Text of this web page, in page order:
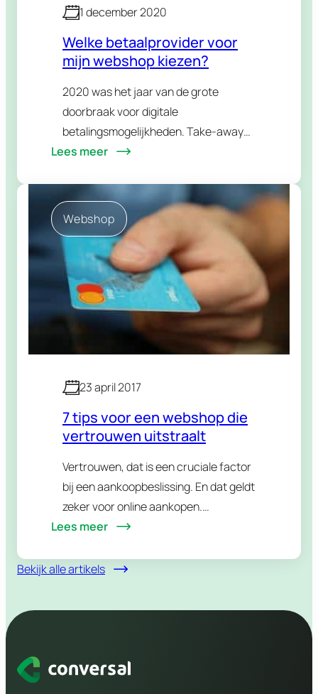
1 december 2020
Welke betaalprovider voor
mijn webshop kiezen?
2020 was het jaar van de grote
doorbraak voor digitale
betalingsmogelijkheden. Take-away
boomde harder dan ooit, cash geld
besmettingsgevaar en ook op het web
ging het hard: zonder online
verkoop kon een…
Lees meer
Webshop
23 april 2017
7 tips voor een webshop die
vertrouwen uitstraalt
Vertrouwen, dat is een cruciale factor
bij een aankoopbeslissing. En dat geldt
zeker voor online aankopen.
Consumenten willen zeker zijn dat een
je 7 tips om online vertrouwen uit te…
Lees meer
Bekijk alle artikels